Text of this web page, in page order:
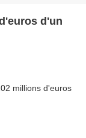
d'un